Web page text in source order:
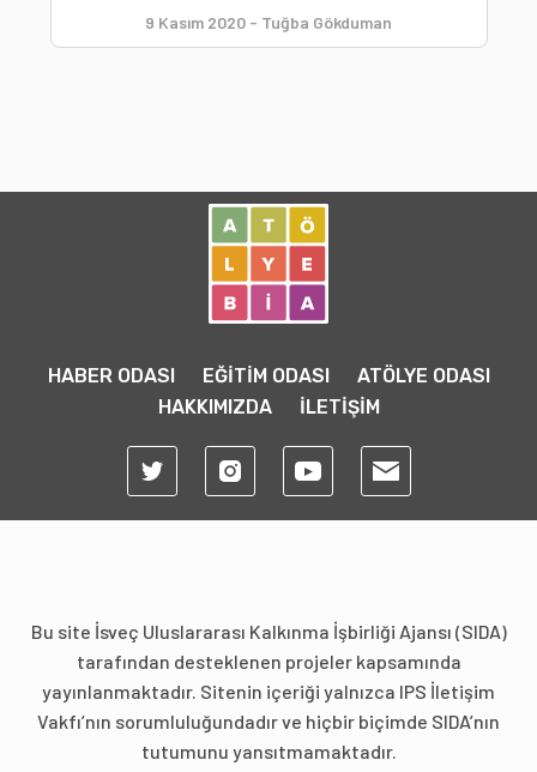
9 Kasım 2020 - Tuğba Gökduman
HABER ODASI EĞİTİM ODASI
ATÖLYE ODASI
HAKKIMIZDA
İLETİŞİM
Bu site İsveç Uluslararası Kalkınma İşbirliği Ajansı (SIDA)
tarafından desteklenen projeler kapsamında
yayınlanmaktadır. Sitenin içeriği yalnızca IPS İletişim
Vakfı’nın sorumluluğundadır ve hiçbir biçimde SIDA’nın
tutumunu yansıtmamaktadır.